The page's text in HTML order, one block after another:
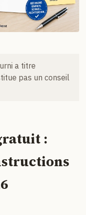
a titre
pas un conseil
: